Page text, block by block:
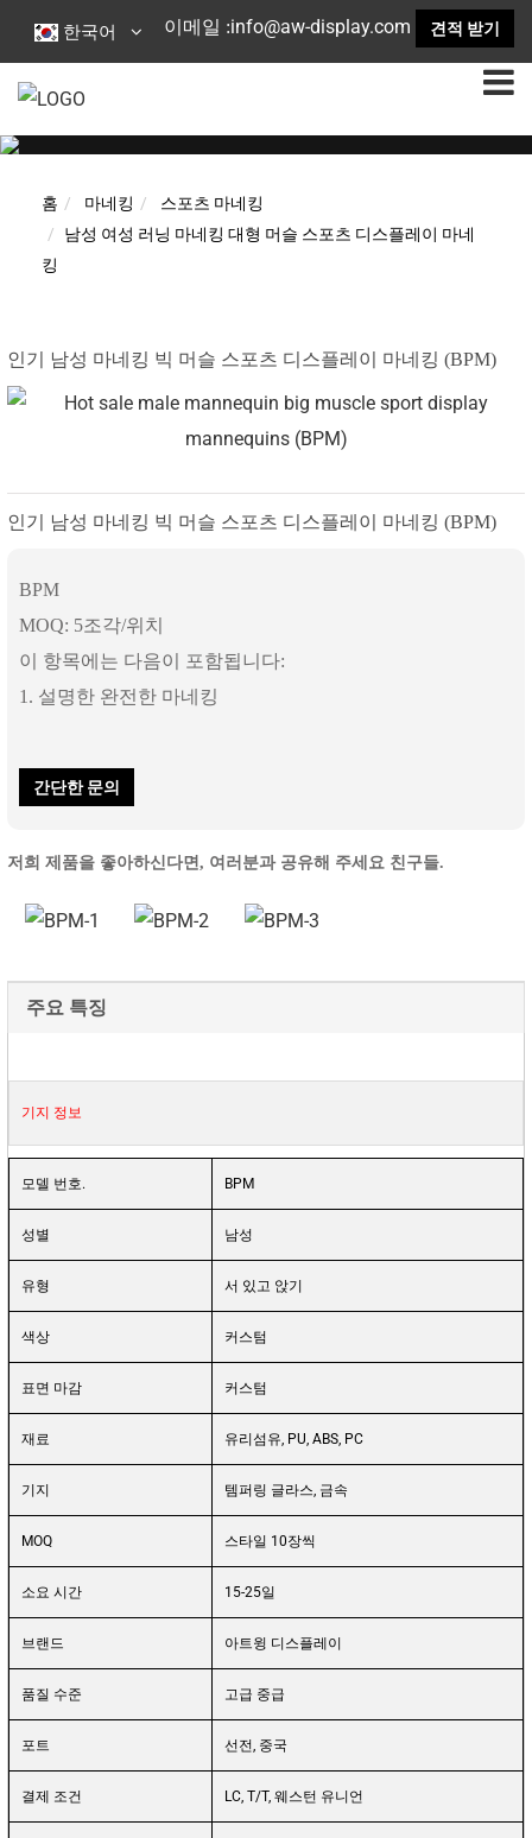
한국어 이메일 :info@aw-display.com 견적 받기
홈 마네킹
스포츠 마네킹
남성 여성 러닝 마네킹 대형 머슬 스포츠 디스플레이 마네
킹
인기 남성 마네킹 빅 머슬 스포츠 디스플레이 마네킹 (BPM)
인기 남성 마네킹 빅 머슬 스포츠 디스플레이 마네킹 (BPM)
BPM
MOQ: 5조각/위치
이 항목에는 다음이 포함됩니다:
1. 설명한 완전한 마네킹
간단한 문의
저희 제품을 좋아하신다면, 여러분과 공유해 주세요 친구들.
주요 특징
기지 정보
모델 번호. BPM
성별 남성
유형 서 있고 앉기
색상 커스텀
표면 마감 커스텀
재료 유리섬유, PU, ABS, PC
기지 템퍼링 글라스, 금속
MOQ 스타일 10장씩
소요 시간 15-25일
브랜드 아트윙 디스플레이
품질 수준 고급 중급
포트 선전, 중국
결제 조건 LC, T/T, 웨스턴 유니언